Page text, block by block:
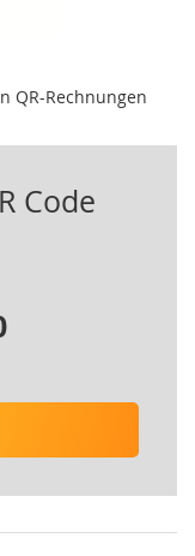
QR-Rechnungen
Code